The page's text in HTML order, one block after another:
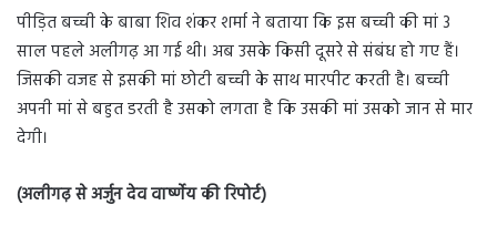
पीड़ित बच्ची के बाबा शिव शंकर शर्मा ने बताया कि इस बच्ची की मां 3
साल पहले अलीगढ़ आ गई थी। अब उसके किसी दूसरे से संबंध हो गए हैं।
जिसकी वजह से इसकी मां छोटी बच्ची के साथ मारपीट करती है। बच्ची
अपनी मां से बहुत डरती है उसको लगता है कि उसकी मां उसको जान से मार
देगी।
(अलीगढ़ से अर्जुन देव वार्ष्णेय की रिपोर्ट)